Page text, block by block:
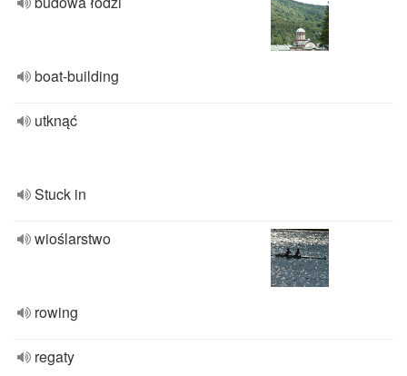
boat-building
utknąć
Stuck in
wioślarstwo
rowing
regaty